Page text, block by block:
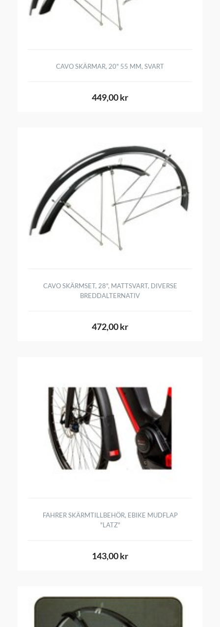
CAVO SKÄRMAR, 20" 55 MM, SVART
449,00 kr
CAVO SKÄRMSET, 28", MATTSVART, DIVERSE
BREDDALTERNATIV
472,00 kr
FAHRER SKÄRMTILLBEHÖR, EBIKE MUDFLAP
"LATZ"
143,00 kr